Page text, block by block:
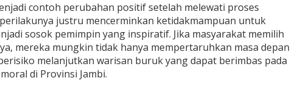
contoh perubahan positif setelah melewati proses
justru mencerminkan ketidakmampuan untuk
sosok pemimpin yang inspiratif. Jika masyarakat memilih
mereka mungkin tidak hanya mempertaruhkan masa depan
melanjutkan warisan buruk yang dapat berimbas pada
di Provinsi Jambi.